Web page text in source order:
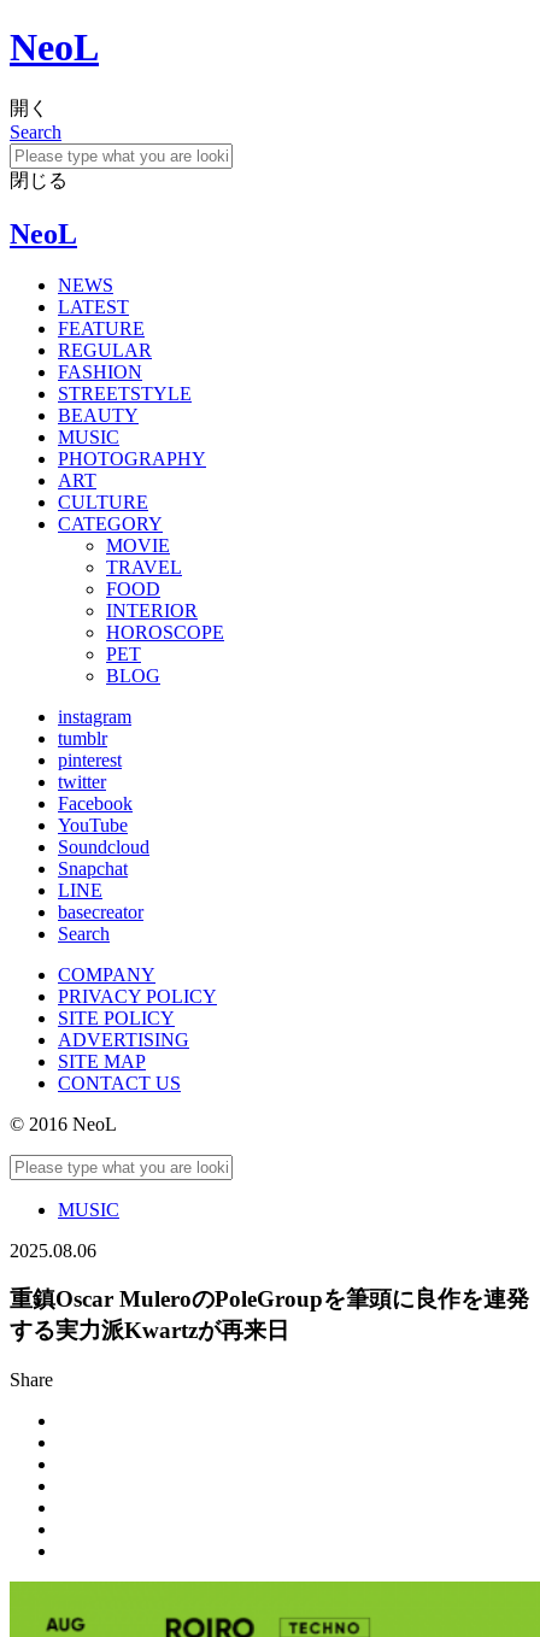
NeoL
開く
Search
閉じる
NeoL
NEWS
LATEST
FEATURE
REGULAR
FASHION
STREETSTYLE
BEAUTY
MUSIC
PHOTOGRAPHY
ART
CULTURE
CATEGORY
MOVIE
TRAVEL
FOOD
INTERIOR
HOROSCOPE
PET
BLOG
instagram
tumblr
pinterest
twitter
Facebook
YouTube
Soundcloud
Snapchat
LINE
basecreator
Search
COMPANY
PRIVACY POLICY
SITE POLICY
ADVERTISING
SITE MAP
CONTACT US
© 2016 NeoL
MUSIC
2025.08.06
重鎮Oscar MuleroのPoleGroupを筆頭に良作を連発
する実力派Kwartzが再来日
Share